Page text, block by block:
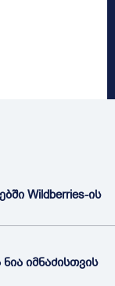
Wildberries-ის
იმნაძისთვის